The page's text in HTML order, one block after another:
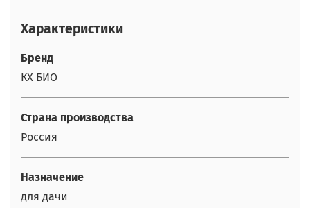
Характеристики
Бренд
КХ БИО
Страна производства
Россия
Назначение
для дачи